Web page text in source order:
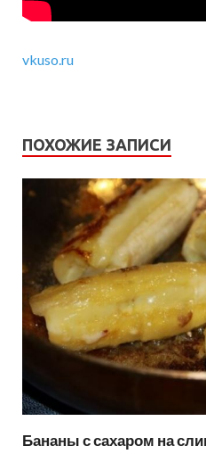
vkuso.ru
ПОХОЖИЕ ЗАПИСИ
Бананы с сахаром на